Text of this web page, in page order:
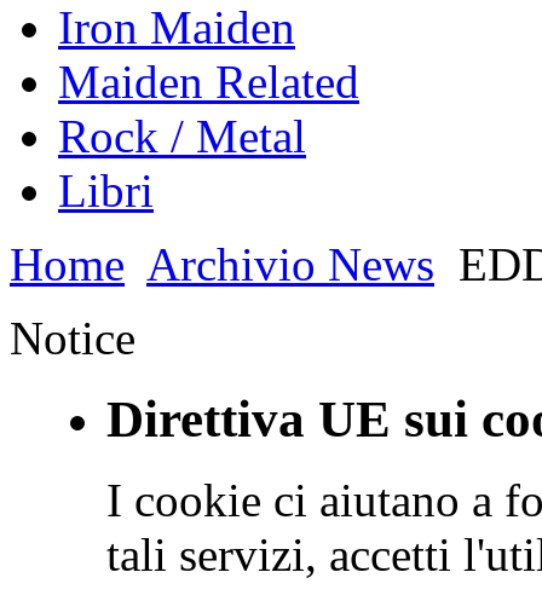
Iron Maiden
Maiden Related
Rock / Metal
Libri
Home Archivio News
Notice
Direttiva UE sui
I cookie ci aiutano a
tali servizi, accetti